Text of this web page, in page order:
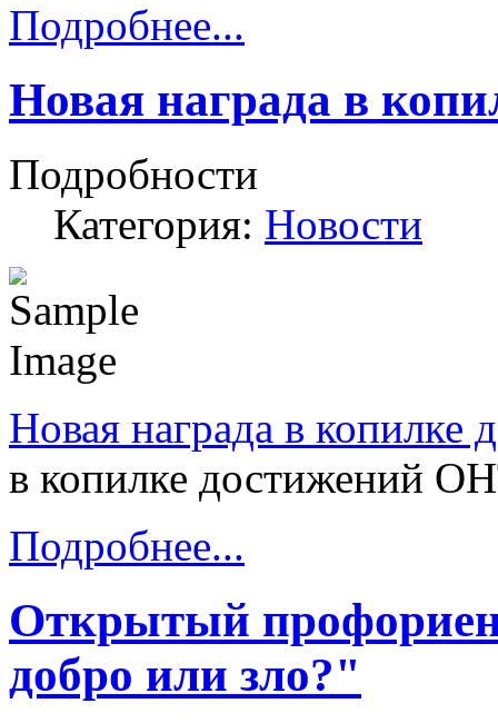
Подробнее...
Новая награда в
Подробности
Категория: Новости
Новая награда в
в копилке достижений
Подробнее...
Открытый
добро или зло?"